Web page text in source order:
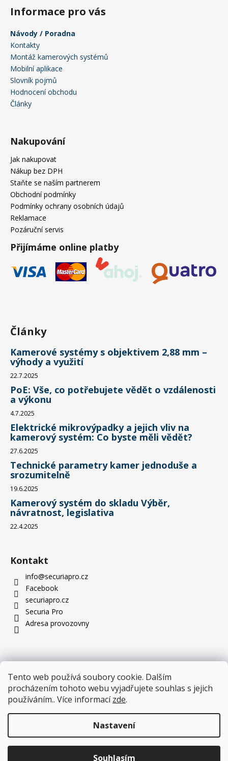
Tento web používá soubory cookie. Dalším
procházením tohoto webu vyjadřujete souhlas s jejich
používáním.. Více informacízde.
Nastavení
Souhlasím
Novinka, kterou stojí za to vidět: nové PTZ kamery jsou
Informace pro vás
Návody / Poradna
Kontakty
Montáž kamerových systémů
Mobilní aplikace
Slovník pojmů
Hodnocení obchodu
Články
Nakupování
Jak nakupovat
Nákup bez DPH
Staňte se naším partnerem
Obchodní podmínky
Podmínky ochrany osobních údajů
Reklamace
Pozáruční servis
Přijímáme online platby
Články
Kamerové systémy s objektivem 2,88 mm –
výhody a využití
22.7.2025
PoE: Vše, co potřebujete vědět o vzdálenosti
a výkonu
4.7.2025
Elektrické mikrovýpadky a jejich vliv na
kamerový systém: Co byste měli vědět?
27.6.2025
Technické parametry kamer jednoduše a
srozumitelně
19.6.2025
Kamerový systém do skladu Výběr,
návratnost, legislativa
22.4.2025
Kontakt
info@securiapro.cz
Facebook
securiapro.cz
Securia Pro
Adresa provozovny
SecuriaPro.cz. Všechna práva vyhrazena.